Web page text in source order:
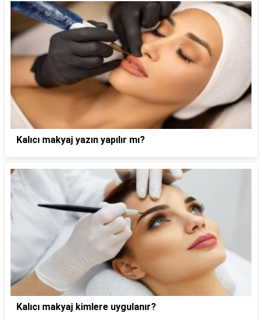
Kalıcı makyaj yazın yapılır mı?
Kalıcı makyaj kimlere uygulanır?